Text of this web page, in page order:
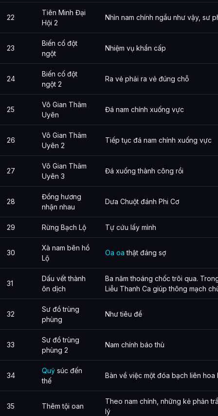
22
Tiên Minh Đại
Hội 2
Nhìn nam chính ngầu như vậy, sư
23
Biến cố đột
ngột
Nhiệm vụ khẩn cấp
24
Biến cố đột
ngột 2
Ra vẻ phải ra vẻ đúng chỗ
25
Vô Gian Thâm
Uyên
Đá nam chính xuống vực
26
Vô Gian Thâm
Uyên 2
Tiếp tục đá nam chính xuống vực
27
Vô Gian Thâm
Uyên 3
Đá xuống thành công rồi
28
Đồng hương
nhận nhau
Dưa Chuột đánh Phi Cơ
29 Rừng Bạch Lộ Tự cứu lấy mình
30
Xà nam bên hồ
Lộ
Oa oa thật đáng sợ
31
Dấu vết thành
ôn dịch
Ba năm thoáng chốc trôi qua.
Liễu Thanh Ca giúp thông mạch
32
Sư đồ trùng
phùng
Như tiêu đề
33
Sư đồ trùng
phùng 2
Nam chính báo thù
34
Quỷ súc đến
thế
Bàn về việc một đóa bạch liên
35 Thêm tội oan
Theo nam chính, những kẻ phản
lý